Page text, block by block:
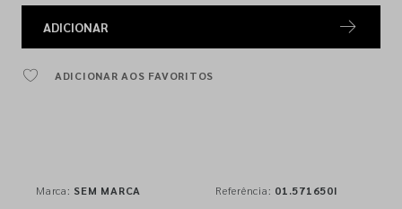
ADICIONAR
ADICIONAR AOS FAVORITOS
Marca: SEM MARCA Referência: 01.571650I